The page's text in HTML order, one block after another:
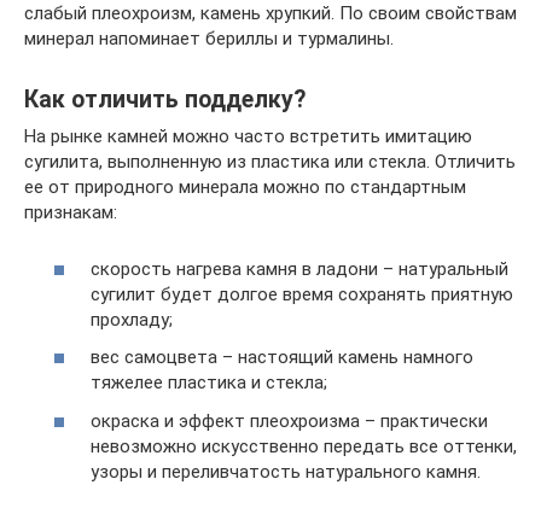
слабый плеохроизм, камень хрупкий. По своим свойствам
минерал напоминает бериллы и турмалины.
Как отличить подделку?
На рынке камней можно часто встретить имитацию
сугилита, выполненную из пластика или стекла. Отличить
ее от природного минерала можно по стандартным
признакам:
скорость нагрева камня в ладони – натуральный
сугилит будет долгое время сохранять приятную
прохладу;
вес самоцвета – настоящий камень намного
тяжелее пластика и стекла;
окраска и эффект плеохроизма – практически
невозможно искусственно передать все оттенки,
узоры и переливчатость натурального камня.